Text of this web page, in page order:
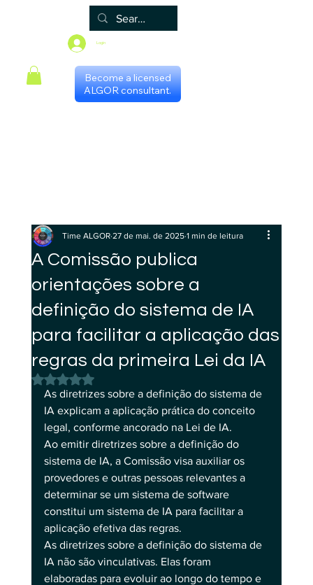
Login
Become a licensed
ALGOR consultant.
A Comissão publica
orientações sobre a
definição do sistema de IA
para facilitar a aplicação das
regras da primeira Lei da IA
Time ALGOR 27 de mai. de 2025 1 min de leitura
Avaliado com NaN de 5 estrelas.
As diretrizes sobre a definição do sistema de
IA explicam a aplicação prática do conceito
legal, conforme ancorado na Lei de IA.
Ao emitir diretrizes sobre a definição do
sistema de IA, a Comissão visa auxiliar os
provedores e outras pessoas relevantes a
determinar se um sistema de software
constitui um sistema de IA para facilitar a
aplicação efetiva das regras.
As diretrizes sobre a definição do sistema de
IA não são vinculativas. Elas foram
elaboradas para evoluir ao longo do tempo e